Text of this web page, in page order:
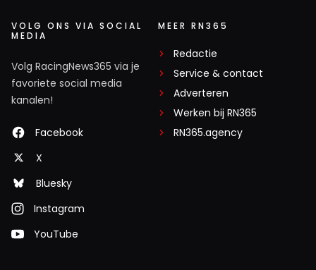
VOLG ONS VIA SOCIAL
MEDIA
Volg RacingNews365 via je
favoriete social media
kanalen!
Facebook
X
Bluesky
Instagram
YouTube
MEER RN365
Redactie
Service & contact
Adverteren
Werken bij RN365
RN365.agency